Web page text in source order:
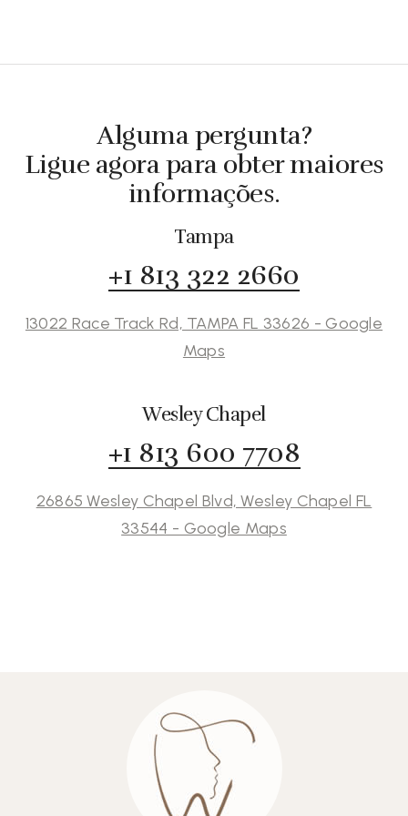
Alguma pergunta?
Ligue agora para obter maiores
informações.
Tampa
+1 813 322 2660
13022 Race Track Rd, TAMPA FL 33626 - Google
Maps
Wesley Chapel
+1 813 600 7708
26865 Wesley Chapel Blvd, Wesley Chapel FL
33544 - Google Maps